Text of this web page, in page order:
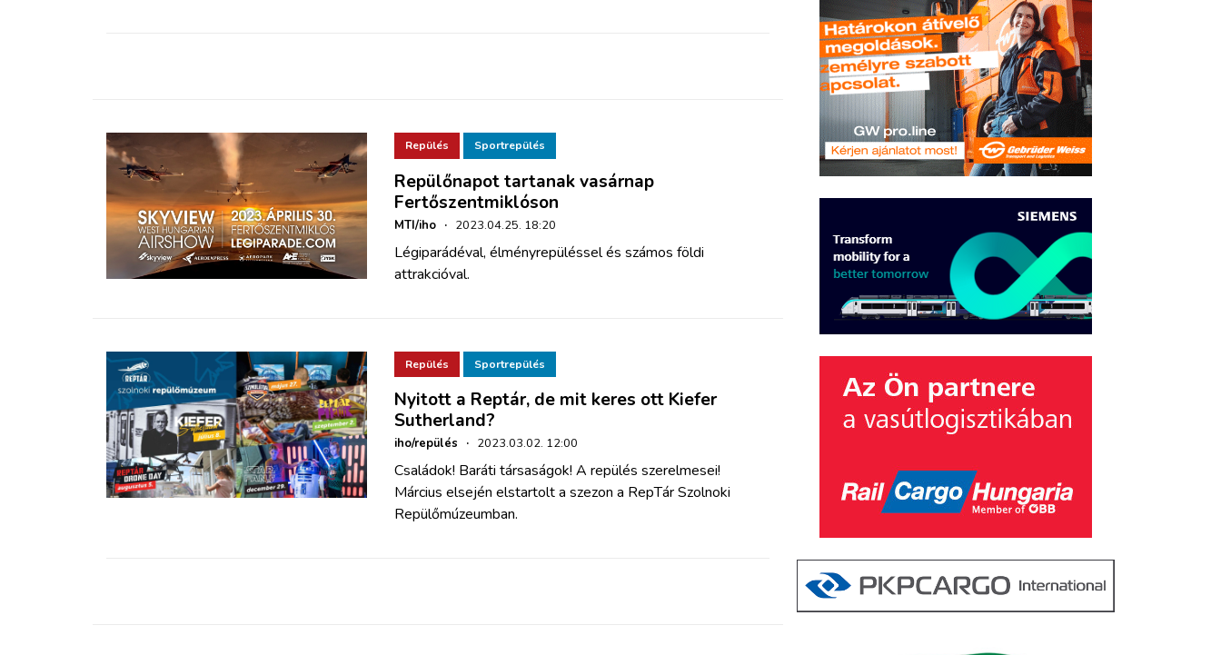
Repülés Sportrepülés
Repülőnapot tartanak vasárnap
Fertőszentmiklóson
MTI/iho · 2023.04.25. 18:20
Légiparádéval, élményrepüléssel és számos földi
attrakcióval.
Repülés Sportrepülés
Nyitott a Reptár, de mit keres ott Kiefer
Sutherland?
iho/repülés · 2023.03.02. 12:00
Családok! Baráti társaságok! A repülés szerelmesei!
Március elsején elstartolt a szezon a RepTár Szolnoki
Repülőmúzeumban.